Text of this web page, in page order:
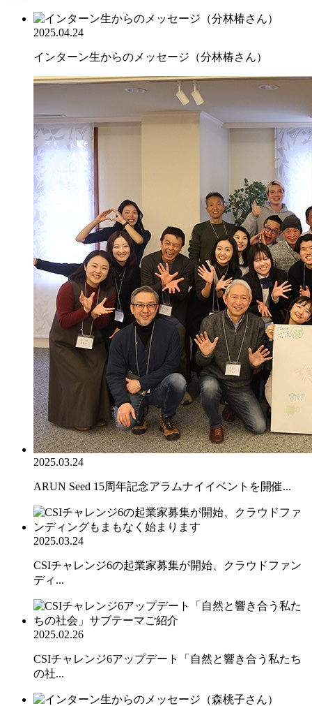
2025.04.24
インターン生からのメッセージ（分林椿さん）
2025.03.24
ARUN Seed 15周年記念アラムナイイベントを開催...
2025.03.24
CSIチャレンジ6の起業家募集が開始、クラウドファン
ディ...
2025.02.26
CSIチャレンジ6アップデート「自然と響き合う私たち
の社...